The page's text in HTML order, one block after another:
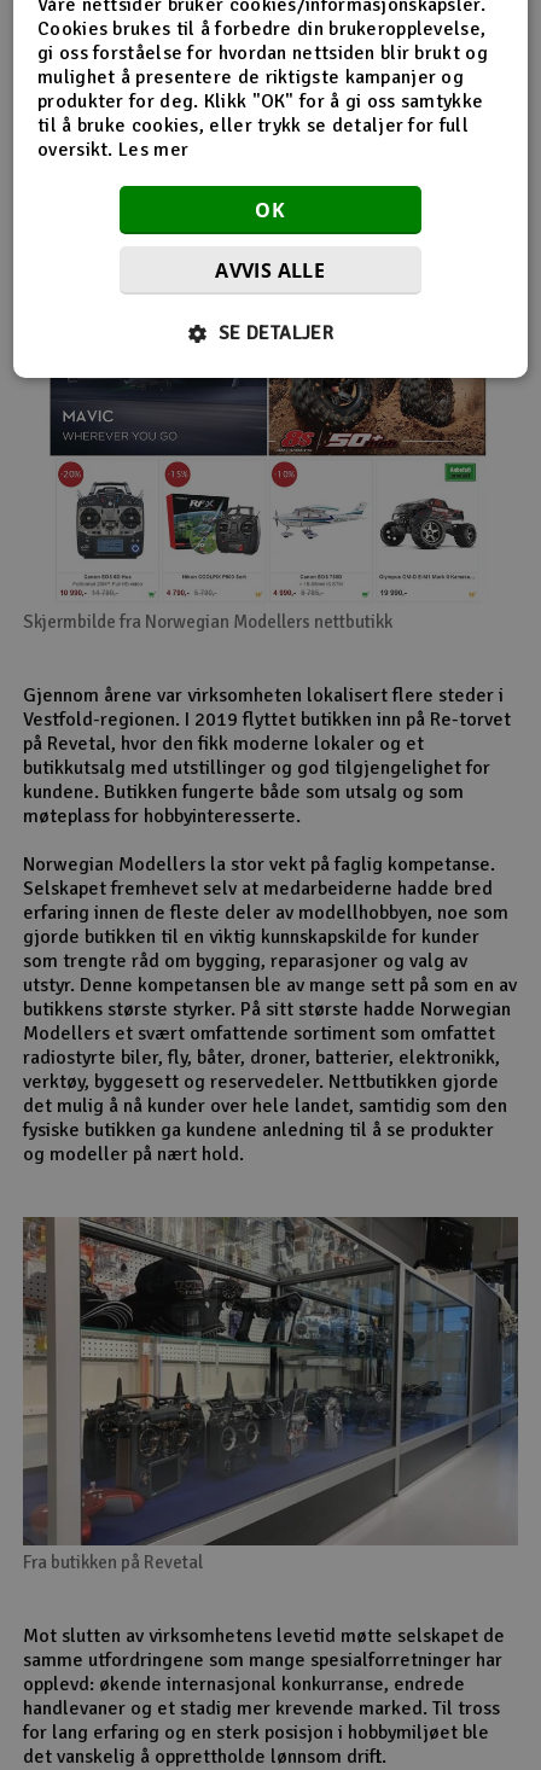
nybegynnerutstyr og avanserte løsninger hos samme
leverandør. Da internett for alvor endret
handelsmønstrene på 2000-tallet, satset Norwegian
Modellers tidlig på netthandel. Nettbutikken modellers.no
gjorde det mulig for kunder fra hele landet å handle
spesialprodukter som tidligere ofte bare var tilgjengelige i
større byer. Samtidig fortsatte selskapet å drive fysisk
Skjermbilde fra Norwegian Modellers nettbutikk
Gjennom årene var virksomheten lokalisert flere steder i
Vestfold-regionen. I 2019 flyttet butikken inn på Re-torvet
på Revetal, hvor den fikk moderne lokaler og et
butikkutsalg med utstillinger og god tilgjengelighet for
kundene. Butikken fungerte både som utsalg og som
møteplass for hobbyinteresserte.
Norwegian Modellers la stor vekt på faglig kompetanse.
Selskapet fremhevet selv at medarbeiderne hadde bred
erfaring innen de fleste deler av modellhobbyen, noe som
gjorde butikken til en viktig kunnskapskilde for kunder
som trengte råd om bygging, reparasjoner og valg av
utstyr. Denne kompetansen ble av mange sett på som en av
butikkens største styrker. På sitt største hadde Norwegian
Modellers et svært omfattende sortiment som omfattet
radiostyrte biler, fly, båter, droner, batterier, elektronikk,
verktøy, byggesett og reservedeler. Nettbutikken gjorde
det mulig å nå kunder over hele landet, samtidig som den
fysiske butikken ga kundene anledning til å se produkter
og modeller på nært hold.
Fra butikken på Revetal
Mot slutten av virksomhetens levetid møtte selskapet de
samme utfordringene som mange spesialforretninger har
opplevd: økende internasjonal konkurranse, endrede
handlevaner og et stadig mer krevende marked. Til tross
for lang erfaring og en sterk posisjon i hobbymiljøet ble
det vanskelig å opprettholde lønnsom drift.
Cookies brukes til å forbedre din brukeropplevelse,
gi oss forståelse for hvordan nettsiden blir brukt og
mulighet å presentere de riktigste kampanjer og
produkter for deg. Klikk "OK" for å gi oss samtykke
til å bruke cookies, eller trykk se detaljer for full
oversikt. Les mer
OK
AVVIS ALLE
SE DETALJER